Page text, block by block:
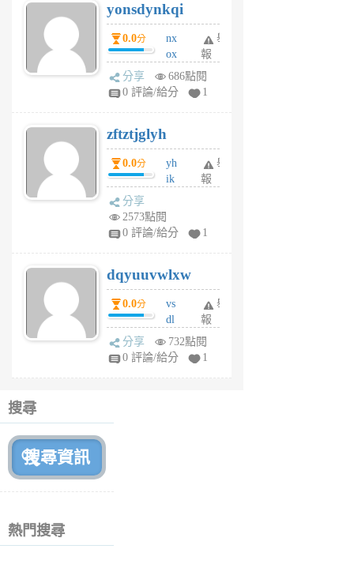
6
個
月
前
yonsdynkqi
0.0分
nx
ox
rh
pe
月
前
舉
報
分享
686點閱
0 評論/給分
1
zftztjglyh
0.0分
yh
ik
tu
6
個
月
前
舉
報
分享
2573點閱
0 評論/給分
1
dqyuuvwlxw
0.0分
vs
dl
sq
fy
舉
報
分享
732點閱
0 評論/給分
1
搜尋
熱門搜尋